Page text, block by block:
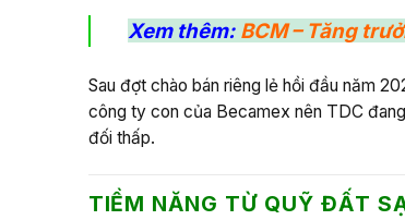
Xem thêm: BCM – Tăng
Sau đợt chào bán riêng lẻ hồi đầu năm
công ty con của Becamex nên TDC
đối thấp.
TIỀM NĂNG TỪ QUỸ ĐẤT